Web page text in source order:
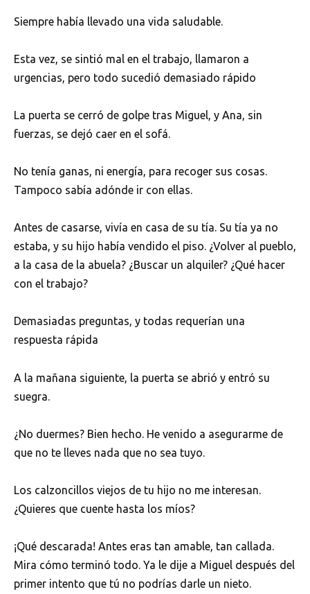
Siempre había llevado una vida saludable.
Esta vez, se sintió mal en el trabajo, llamaron a
urgencias, pero todo sucedió demasiado rápido
La puerta se cerró de golpe tras Miguel, y Ana, sin
fuerzas, se dejó caer en el sofá.
No tenía ganas, ni energía, para recoger sus cosas.
Tampoco sabía adónde ir con ellas.
Antes de casarse, vivía en casa de su tía. Su tía ya no
estaba, y su hijo había vendido el piso. ¿Volver al pueblo,
a la casa de la abuela? ¿Buscar un alquiler? ¿Qué hacer
con el trabajo?
Demasiadas preguntas, y todas requerían una
respuesta rápida
A la mañana siguiente, la puerta se abrió y entró su
suegra.
¿No duermes? Bien hecho. He venido a asegurarme de
que no te lleves nada que no sea tuyo.
Los calzoncillos viejos de tu hijo no me interesan.
¿Quieres que cuente hasta los míos?
¡Qué descarada! Antes eras tan amable, tan callada.
Mira cómo terminó todo. Ya le dije a Miguel después del
primer intento que tú no podrías darle un nieto.